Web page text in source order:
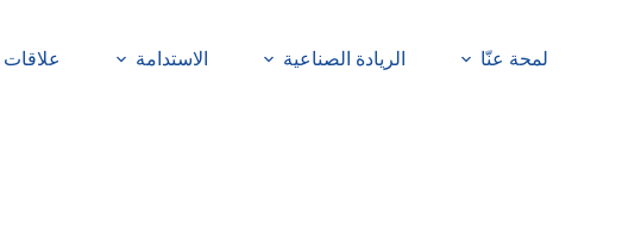
لمحة عنّا الريادة الصناعية الاستدامة علاقات